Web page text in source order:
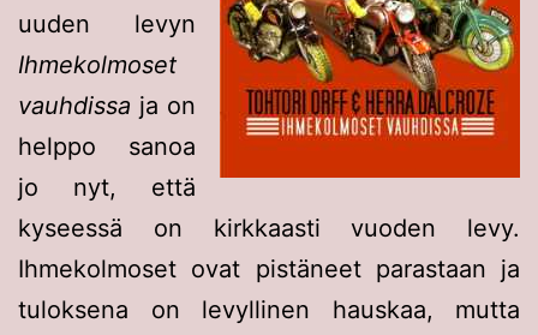
uuden levyn
Ihmekolmoset
vauhdissa ja on
helppo sanoa
jo nyt, että
kyseessä on kirkkaasti vuoden levy.
Ihmekolmoset ovat pistäneet parastaan ja
tuloksena on levyllinen hauskaa, mutta